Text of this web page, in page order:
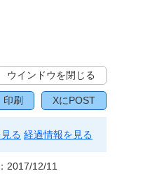
ウインドウを閉じる
印刷 XにPOST
る 経過情報を見る
2017/12/11